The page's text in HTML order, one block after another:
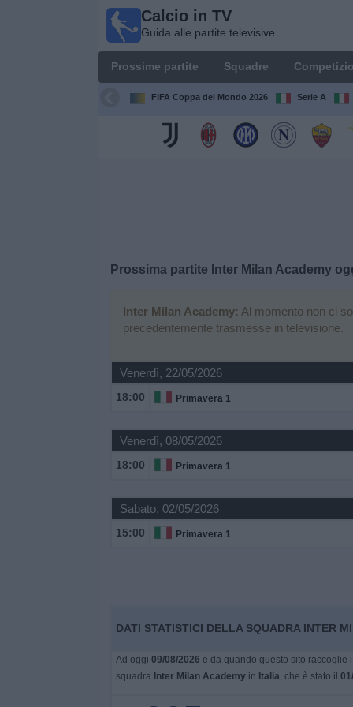
Calcio in TV
Guida alle partite televisive
Prossime partite Squadre
FIFA Coppa del Mondo 2026 Serie A
Prossima partite Inter Milan Academy
Inter Milan Academy: Al momento non ci
precedentemente trasmesse in televisione.
Venerdì, 22/05/2026
18:00 Primavera 1
Venerdì, 08/05/2026
18:00 Primavera 1
Sabato, 02/05/2026
15:00 Primavera 1
DATI STATISTICI DELLA SQUADRA INTER
Ad oggi 09/08/2026 e da quando questo sito raccoglie
squadra Inter Milan Academyin Italia, che è stato il